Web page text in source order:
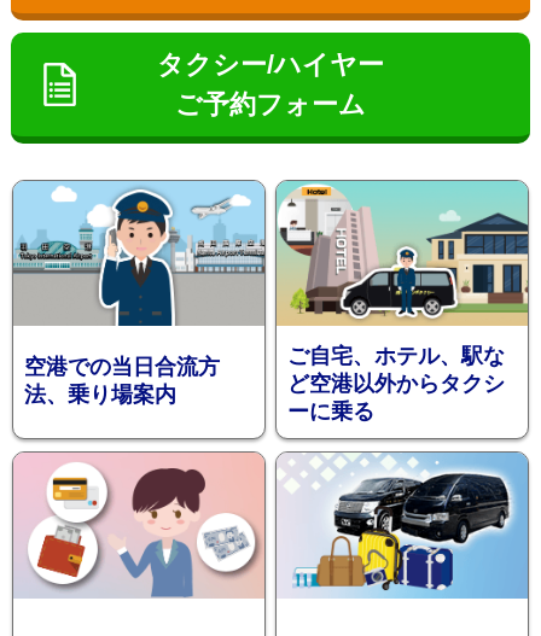
インフ
ォメー
タクシー/ハイヤー
ご予約フォーム
空港での当日合流方
法、乗り場案内
ご自宅、ホテル、駅な
ど空港以外からタクシ
ーに乗る